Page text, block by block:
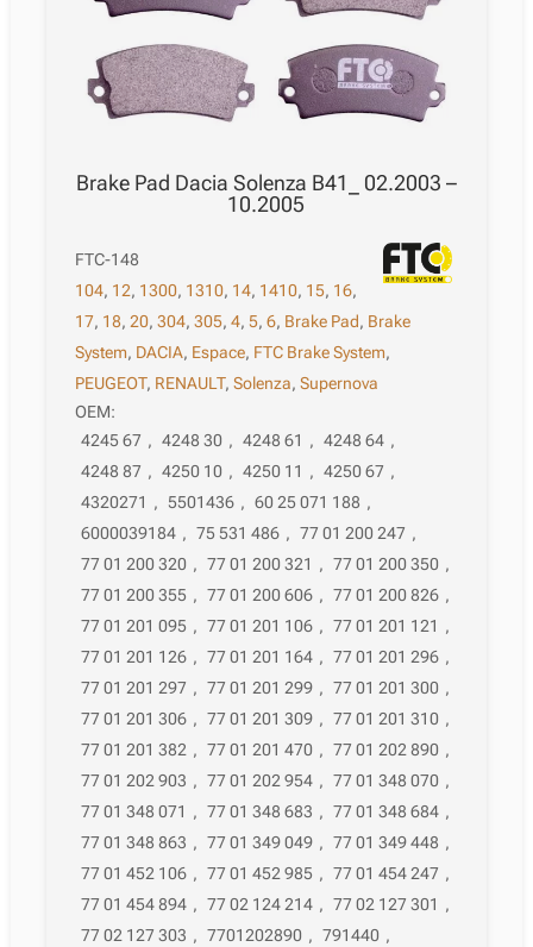
Brake Pad Dacia Solenza B41_ 02.2003 –
10.2005
FTC-148
104, 12, 1300, 1310, 14, 1410, 15, 16,
17, 18,20,304,305,4,5,6, Brake Pad, Brake
System, DACIA, Espace, FTC Brake System,
PEUGEOT, RENAULT,Solenza,Supernova
OEM:
4245 67 , 4248 30 , 4248 61 , 4248 64 ,
4248 87 , 4250 10 , 4250 11 , 4250 67 ,
4320271 , 5501436 , 60 25 071 188 ,
6000039184 , 75 531 486 , 77 01 200 247 ,
77 01 200 320 , 77 01 200 321 , 77 01 200 350 ,
77 01 200 355 , 77 01 200 606 , 77 01 200 826 ,
77 01 201 095 , 77 01 201 106 , 77 01 201 121 ,
77 01 201 126 , 77 01 201 164 , 77 01 201 296 ,
77 01 201 297 , 77 01 201 299 , 77 01 201 300 ,
77 01 201 306 , 77 01 201 309 , 77 01 201 310 ,
77 01 201 382 , 77 01 201 470 , 77 01 202 890 ,
77 01 202 903 , 77 01 202 954 , 77 01 348 070 ,
77 01 348 071 , 77 01 348 683 , 77 01 348 684 ,
77 01 348 863 , 77 01 349 049 , 77 01 349 448 ,
77 01 452 106 , 77 01 452 985 , 77 01 454 247 ,
77 01 454 894 , 77 02 124 214 , 77 02 127 301 ,
77 02 127 303 , 7701202890 , 791440 ,